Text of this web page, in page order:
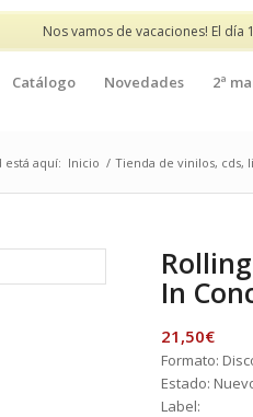
Nos vamos de vacaciones! El
Catálogo Novedades 2ª
está aquí: Inicio / Tienda de vinilos, cds,
In
21,50€
Formato:
Estado:
Label: